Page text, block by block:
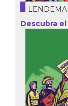
Descubra